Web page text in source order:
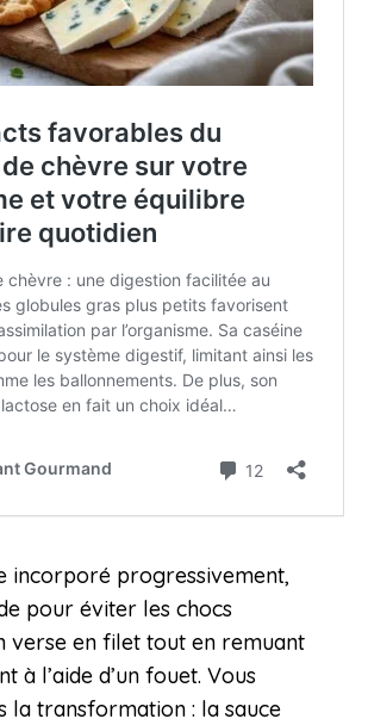
incorporé progressivement,
pour éviter les chocs
verse en filet tout en remuant
à l’aide d’un fouet. Vous
la transformation : la sauce